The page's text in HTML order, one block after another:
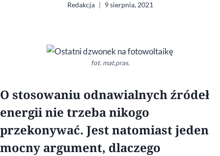
Redakcja 9 sierpnia, 2021
fot. mat.pras.
O stosowaniu odnawialnych źródeł
energii nie trzeba nikogo
przekonywać. Jest natomiast jeden
mocny argument, dlaczego